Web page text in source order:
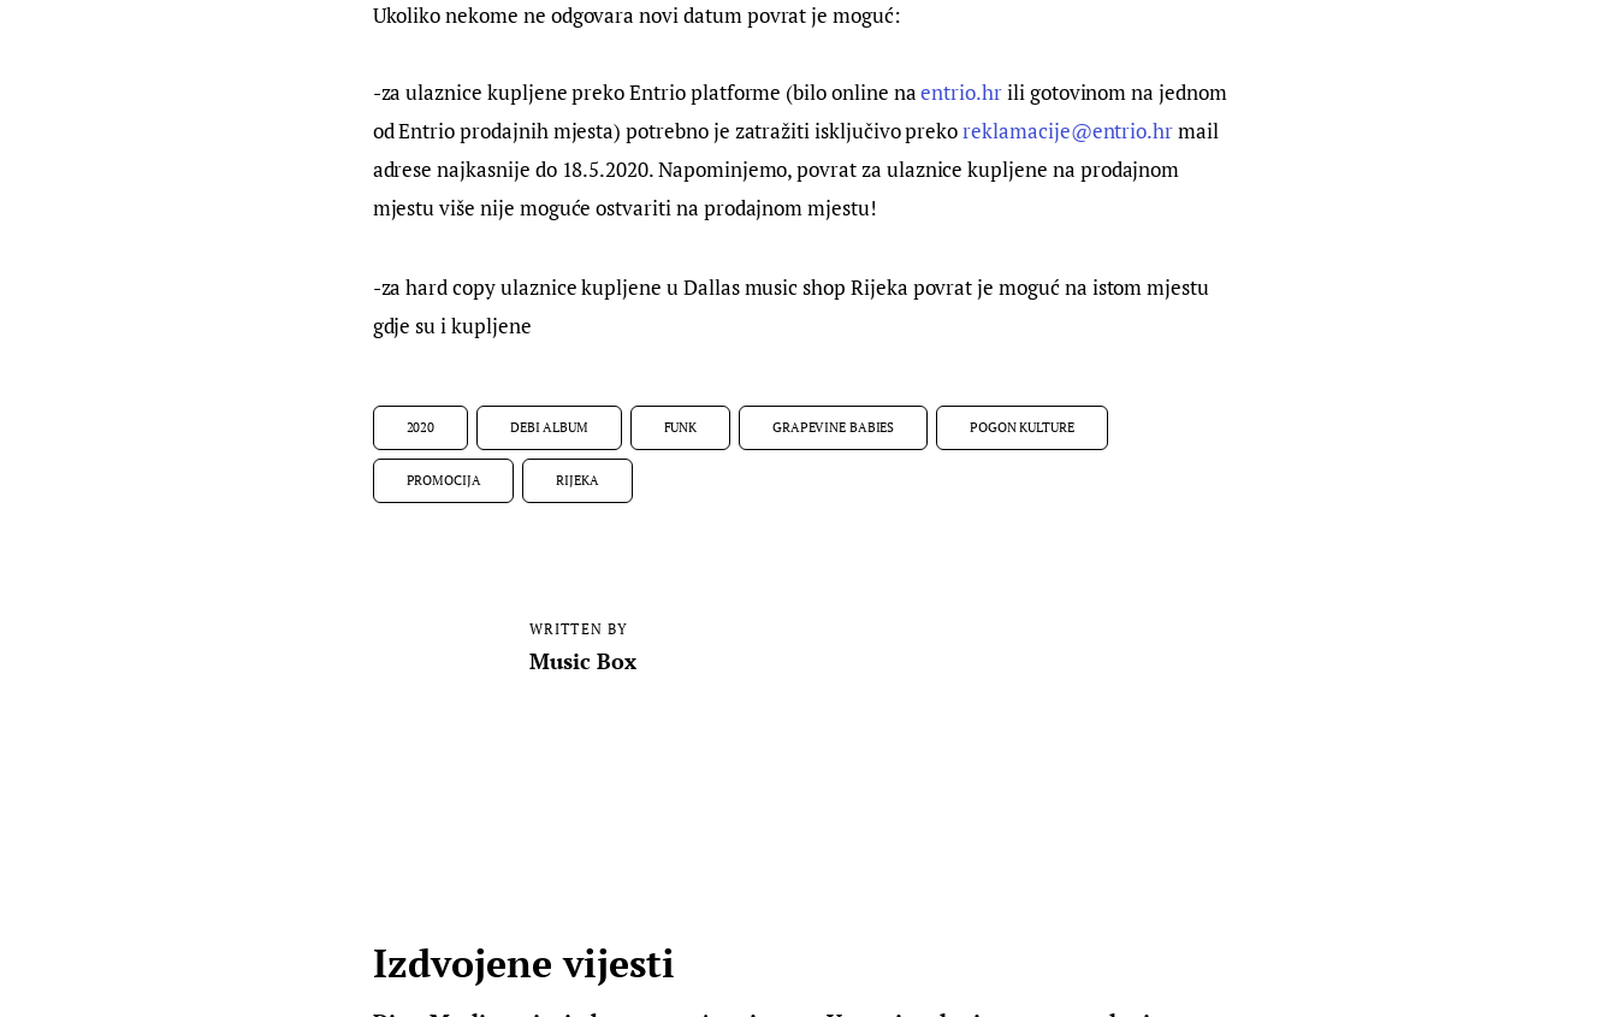
Ukoliko nekome ne odgovara novi datum povrat je moguć:
-za ulaznice kupljene preko Entrio platforme (bilo online na entrio.hr ili gotovinom na jednom
od Entrio prodajnih mjesta) potrebno je zatražiti isključivo preko reklamacije@entrio.hr mail
adrese najkasnije do 18.5.2020. Napominjemo, povrat za ulaznice kupljene na prodajnom
mjestu više nije moguće ostvariti na prodajnom mjestu!
-za hard copy ulaznice kupljene u Dallas music shop Rijeka povrat je moguć na istom mjestu
gdje su i kupljene
2020 DEBI ALBUM FUNK GRAPEVINE BABIES POGON KULTURE
PROMOCIJA RIJEKA
WRITTEN BY
Music Box
Izdvojene vijesti